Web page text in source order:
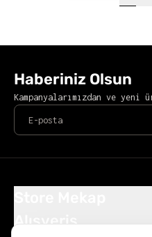
Haberiniz Olsun
Kampanyalarımızdan ve
Alışveriş